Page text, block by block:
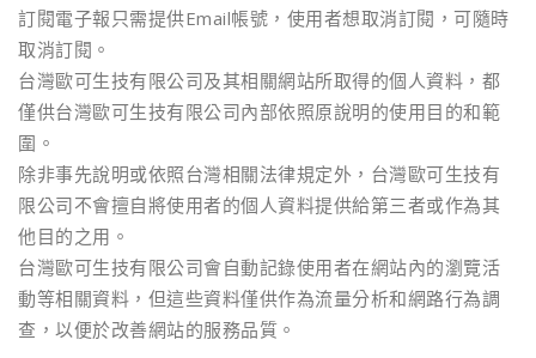
訂閱電子報只需提供Email帳號，使用者想取消訂閱，可隨時
取消訂閱。
台灣歐可生技有限公司及其相關網站所取得的個人資料，都
僅供台灣歐可生技有限公司內部依照原說明的使用目的和範
圍。
除非事先說明或依照台灣相關法律規定外，台灣歐可生技有
限公司不會擅自將使用者的個人資料提供給第三者或作為其
他目的之用。
台灣歐可生技有限公司會自動記錄使用者在網站內的瀏覽活
動等相關資料，但這些資料僅供作為流量分析和網路行為調
查，以便於改善網站的服務品質。